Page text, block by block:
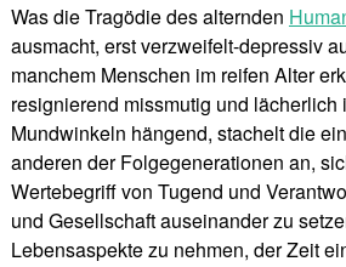
Was die Tragödie des alternden
ausmacht, erst verzweifelt-depressiv
manchem Menschen im reifen Alter
resignierend missmutig und lächerlich
Mundwinkeln hängend, stachelt die
anderen der Folgegenerationen an,
Wertebegriff von Tugend und
und Gesellschaft auseinander zu
Lebensaspekte zu nehmen, der Zeit